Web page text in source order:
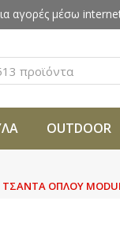
αγορές μέσω
OUTDOOR
ΤΣΑΝΤΑ ΟΠΛΟΥ